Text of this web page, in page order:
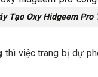
Tạo Oxy Hidgeem Pro
thì việc trang bị dự